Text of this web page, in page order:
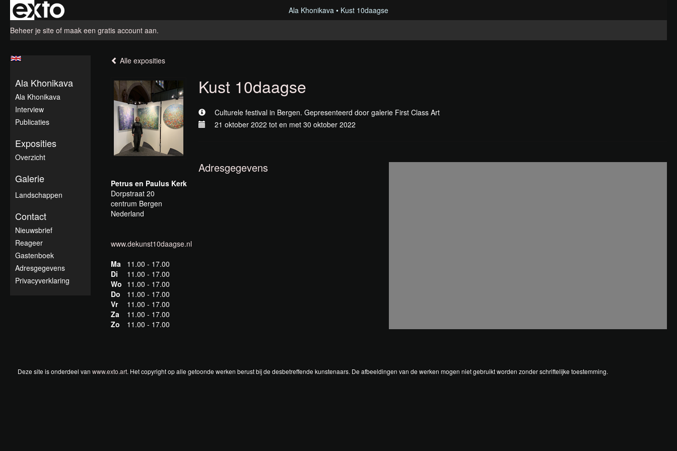
Ala Khonikava
Kust 10daagse
Beheer je site of maak een gratis account aan.
Alle exposities
Kust 10daagse
Culturele festival in Bergen. Gepresenteerd door galerie First Class Art
21 oktober 2022 tot en met 30 oktober 2022
Adresgegevens
Petrus en Paulus Kerk
Dorpstraat 20
centrum Bergen
Nederland
www.dekunst10daagse.nl
Ma
11.00 - 17.00
Di
11.00 - 17.00
Wo 11.00 - 17.00
Do
11.00 - 17.00
Vr
11.00 - 17.00
Za
11.00 - 17.00
Zo
11.00 - 17.00
Ala Khonikava
Ala Khonikava
Interview
Publicaties
Exposities
Overzicht
Galerie
Landschappen
Contact
Nieuwsbrief
Reageer
Gastenboek
Adresgegevens
Privacyverklaring
Deze site is onderdeel van www.exto.art. Het copyright op alle getoonde werken berust bij de desbetreffende kunstenaars. De afbeeldingen van de werken mogen niet gebruikt worden zonder schriftelijke toestemming.